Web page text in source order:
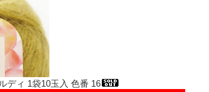
ディ 1袋10玉入 色番 16